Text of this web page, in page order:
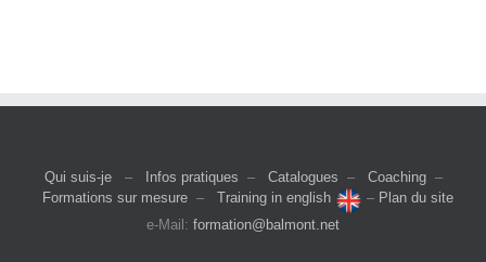
Qui suis-je– Infos pratiques – Catalogues – Coaching–
Formations sur mesure– Training in english – Plan du site
e-Mail: formation@balmont.net